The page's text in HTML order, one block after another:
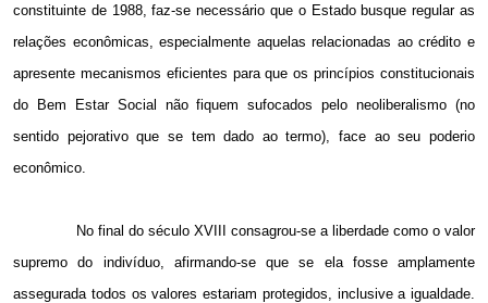
constituinte de 1988, faz-se necessário que o Estado busque regular as
relações econômicas, especialmente aquelas relacionadas ao crédito e
apresente mecanismos eficientes para que os princípios constitucionais
do Bem Estar Social não fiquem sufocados pelo neoliberalismo (no
sentido pejorativo que se tem dado ao termo), face ao seu poderio
econômico.
No final do século XVIII consagrou-se a liberdade como o valor
supremo do indivíduo, afirmando-se que se ela fosse amplamente
assegurada todos os valores estariam protegidos, inclusive a igualdade.